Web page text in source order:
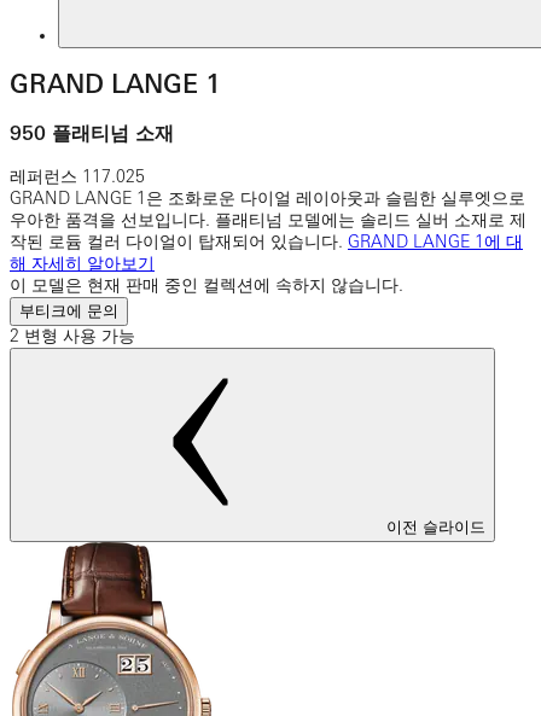
GRAND LANGE 1
950 플래티넘 소재
레퍼런스 117.025
GRAND LANGE 1은 조화로운 다이얼 레이아웃과 슬림한 실루엣으로
우아한 품격을 선보입니다. 플래티넘 모델에는 솔리드 실버 소재로 제
작된 로듐 컬러 다이얼이 탑재되어 있습니다. GRAND LANGE 1에 대
해 자세히 알아보기
이 모델은 현재 판매 중인 컬렉션에 속하지 않습니다.
부티크에 문의
2 변형 사용 가능
이전 슬라이드